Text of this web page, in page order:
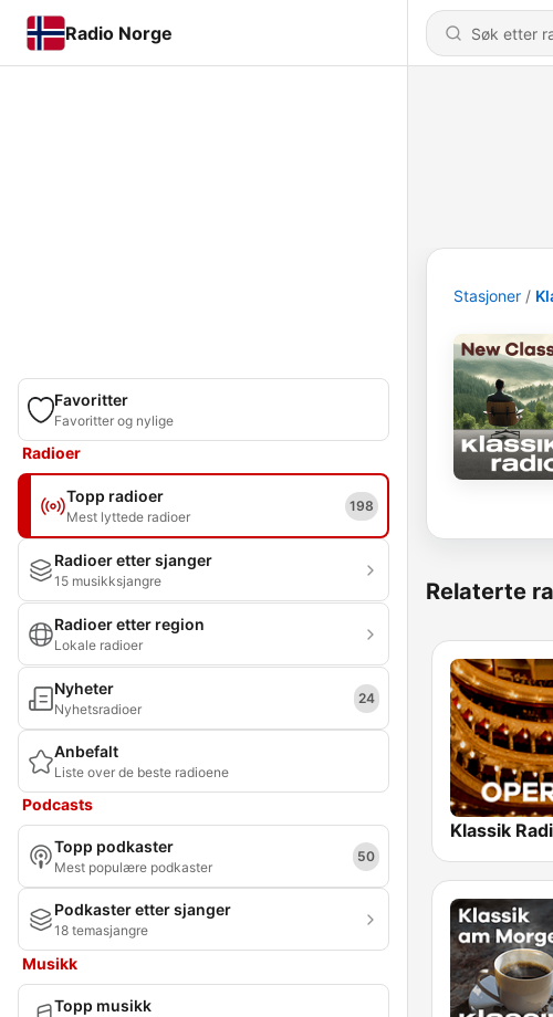
Radio Norge
Favoritter
Favoritter og nylige
Radioer
Topp radioer
Mest lyttede radioer
198
Radioer etter sjanger
15 musikksjangre
Radioer etter region
Lokale radioer
Nyheter
Nyhetsradioer
24
Anbefalt
Liste over de beste radioene
Podcasts
Topp podkaster
Mest populære podkaster
50
Podkaster etter sjanger
18 temasjangre
Musikk
Topp musikk
Stasjoner
Relaterte